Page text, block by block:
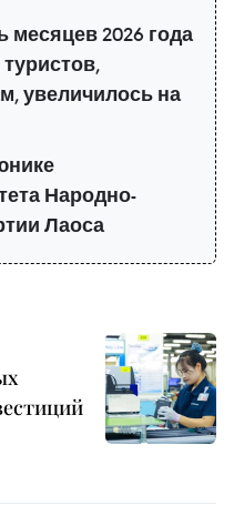
месяцев 2026 года
увеличилось на
Народно-
Лаоса